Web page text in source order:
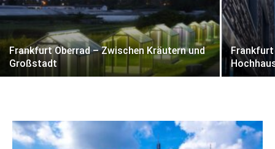
Frankfurt Oberrad – Zwischen Kräutern und
Großstadt
Frankfurt